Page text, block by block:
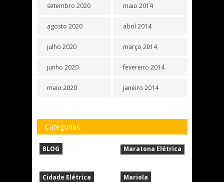
setembro 2020
agosto 2020
julho 2020
junho 2020
maio 2020
maio 2014
abril 2014
março 2014
fevereiro 2014
janeiro 2014
Categorias
BLOG
Cidade Elétrica
Maratona Elétrica
Mariola